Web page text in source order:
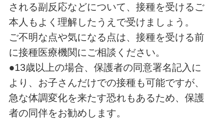
される副反応などについて、接種を受けるご
本人もよく理解したうえで受けましょう。
ご不明な点や気になる点は、接種を受ける前
に接種医療機関にご相談ください。
●13歳以上の場合、保護者の同意署名記入に
より、お子さんだけでの接種も可能ですが、
急な体調変化を来たす恐れもあるため、保護
者の同伴をお勧めします。